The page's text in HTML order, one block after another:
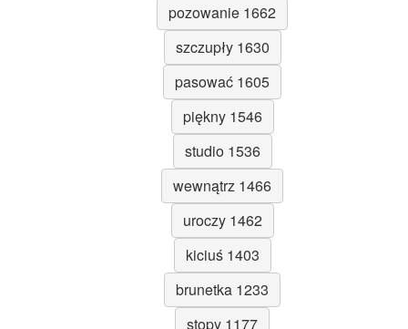
pozowanie 1662
szczupły 1630
pasować 1605
piękny 1546
studio 1536
wewnątrz 1466
uroczy 1462
kiciuś 1403
brunetka 1233
stopy 1177